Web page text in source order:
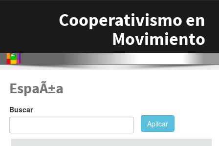
Cooperativismo en
Movimiento
EspaÃ±a
Buscar
Aplicar